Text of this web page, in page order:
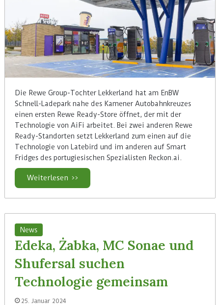
Die Rewe Group-Tochter Lekkerland hat am EnBW
Schnell-Ladepark nahe des Kamener Autobahnkreuzes
einen ersten Rewe Ready-Store öffnet, der mit der
Technologie von AiFi arbeitet. Bei zwei anderen Rewe
Ready-Standorten setzt Lekkerland zum einen auf die
Technologie von Latebird und im anderen auf Smart
Fridges des portugiesischen Spezialisten Reckon.ai.
Weiterlesen >>
News
Edeka, Żabka, MC Sonae und
Shufersal suchen
Technologie gemeinsam
25. Januar 2024